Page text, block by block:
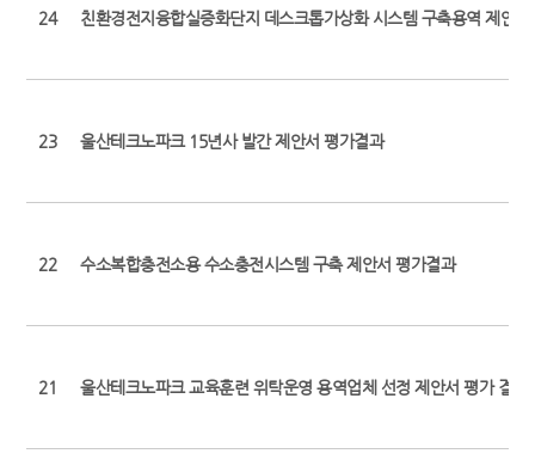
24 친환경전지융합실증화단지 데스크톱가상화 시스템 구축용역 제안서
23 울산테크노파크 15년사 발간 제안서 평가결과
22 수소복합충전소용 수소충전시스템 구축 제안서 평가결과
21 울산테크노파크 교육훈련 위탁운영 용역업체 선정 제안서 평가 결과